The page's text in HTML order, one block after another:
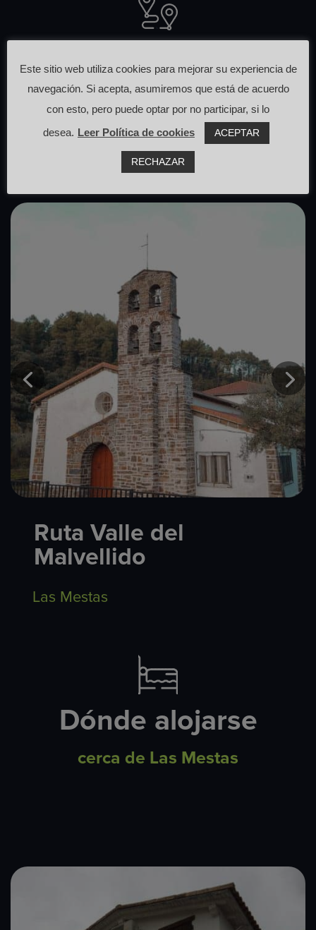
Otras rutas
que pasan cerca de aquí
Ruta Valle del
Malvellido
Las Mestas
Dónde alojarse
cerca de Las Mestas
Este sitio web utiliza cookies para mejorar su experiencia de
navegación. Si acepta, asumiremos que está de acuerdo
con esto, pero puede optar por no participar, si lo
desea. Leer Política de cookies ACEPTAR
RECHAZAR